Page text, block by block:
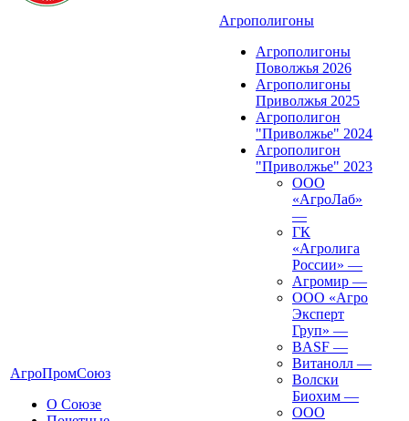
АгроПромСоюз
О Союзе
Агрополигоны
Агрополигоны
Поволжья 2026
Агрополигоны
Приволжья 2025
Агрополигон
"Приволжье" 2024
Агрополигон
"Приволжье" 2023
ООО
«АгроЛаб»
—
ГК
«Агролига
России» —
Агромир —
ООО «Агро
Эксперт
Груп» —
BASF —
Витанолл —
Волски
Биохим —
ООО